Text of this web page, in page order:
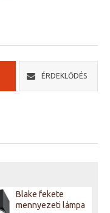
ÉRDEKLŐDÉS
Blake fekete
mennyezeti lámpa